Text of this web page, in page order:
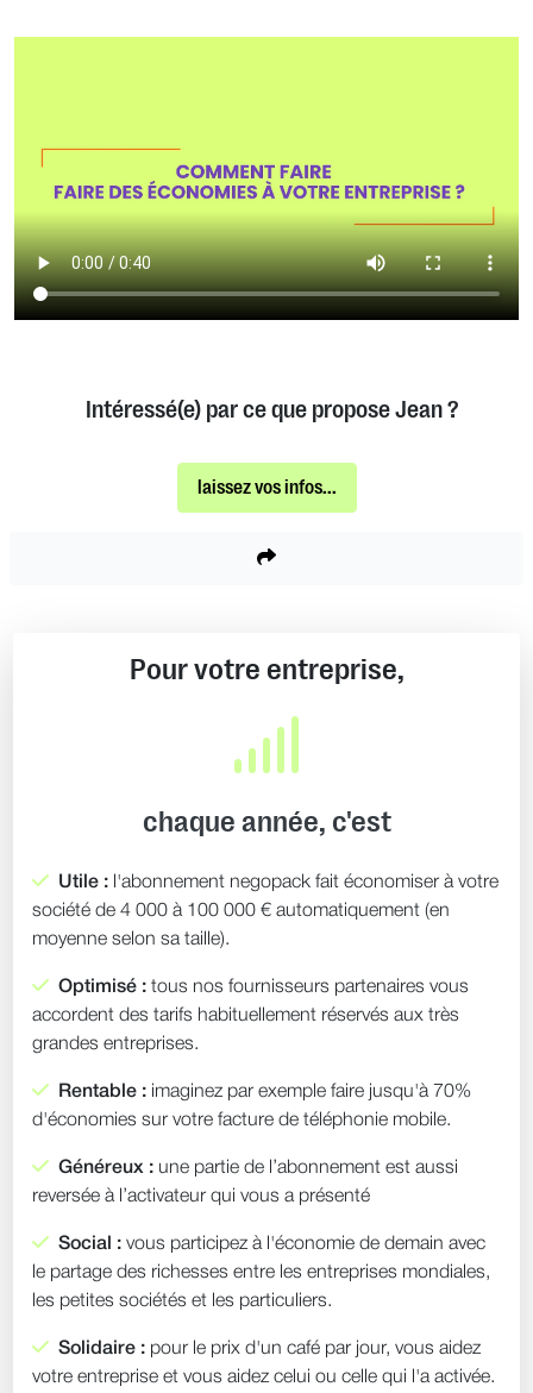
Intéressé(e) par ce que propose Jean ?
laissez vos infos...
Pour votre entreprise,
chaque année, c'est
Utile : l'abonnement negopack fait économiser à votre
société de 4 000 à 100 000 € automatiquement (en
moyenne selon sa taille).
Optimisé : tous nos fournisseurs partenaires vous
accordent des tarifs habituellement réservés aux très
grandes entreprises.
Rentable : imaginez par exemple faire jusqu'à 70%
d'économies sur votre facture de téléphonie mobile.
Généreux : une partie de l’abonnement est aussi
reversée à l’activateur qui vous a présenté
Social : vous participez à l'économie de demain avec
le partage des richesses entre les entreprises mondiales,
les petites sociétés et les particuliers.
Solidaire : pour le prix d'un café par jour, vous aidez
votre entreprise et vous aidez celui ou celle qui l'a activée.